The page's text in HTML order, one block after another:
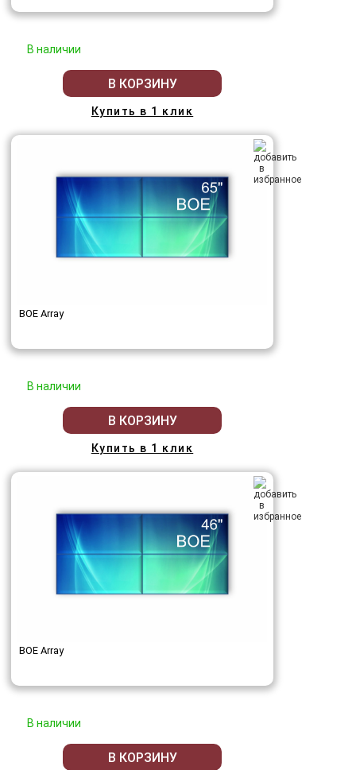
В наличии
В КОРЗИНУ
Купить в 1 клик
BOE Array
В наличии
В КОРЗИНУ
Купить в 1 клик
BOE Array
В наличии
В КОРЗИНУ